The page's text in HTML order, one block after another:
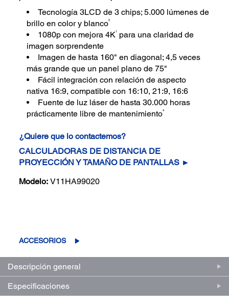
Tecnología 3LCD de 3 chips; 5.000 lúmenes de
brillo en color y blanco2
1080p con mejora 4K1
para una claridad de
imagen sorprendente
Imagen de hasta 160" en diagonal; 4,5 veces
más grande que un panel plano de 75"
Fácil integración con relación de aspecto
nativa 16:9, compatible con 16:10, 21:9, 16:6
Fuente de luz láser de hasta 30.000 horas
prácticamente libre de mantenimiento4
¿Quiere que lo contactemos?
CALCULADORAS DE DISTANCIA DE
PROYECCIÓN Y TAMAÑO DE PANTALLAS ►
Modelo: V11HA99020
Enlace
en
la
misma
página.
ACCESORIOS
Descripción general
Especificaciones